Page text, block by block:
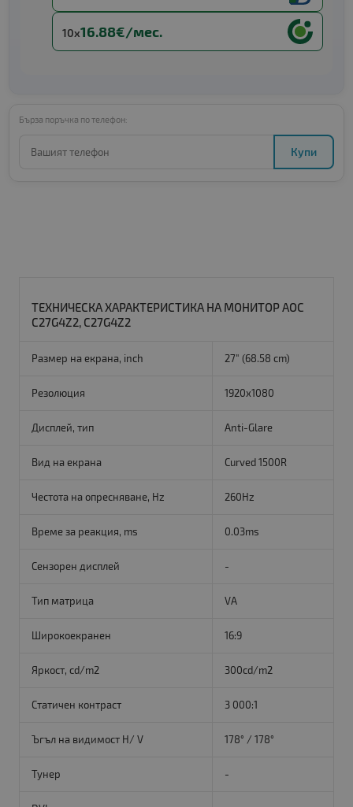
10x16.88€/мес.
Бърза поръчка по телефон:
Купи
ТЕХНИЧЕСКА ХАРАКТЕРИСТИКА НА МОНИТОР AOC
C27G4Z2, C27G4Z2
Размер на екрана, inch 27" (68.58 cm)
Резолюция 1920x1080
Дисплей, тип Anti-Glare
Вид на екрана Curved 1500R
Честота на опресняване, Hz 260Hz
Време за реакция, ms 0.03ms
Сензорен дисплей -
Тип матрица VA
Широкоекранен 16:9
Яркост, cd/m2 300cd/m2
Статичен контраст 3 000:1
Ъгъл на видимост H/ V 178° / 178°
Тунер -